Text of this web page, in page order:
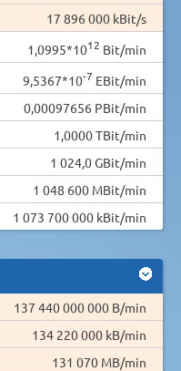
17 896 000 kBit/s
1,0995*1012 Bit/min
9,5367*10-7 EBit/min
0,00097656 PBit/min
1,0000 TBit/min
1 024,0 GBit/min
1 048 600 MBit/min
1 073 700 000 kBit/min
137 440 000 000 B/min
134 220 000 kB/min
131 070 MB/min